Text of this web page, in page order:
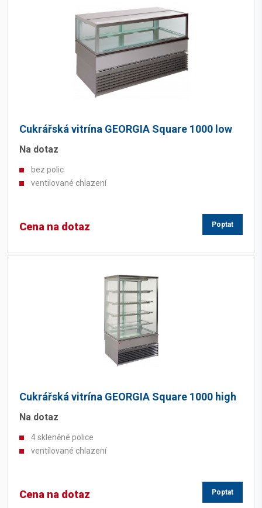
Cukrářská vitrína GEORGIA Square 1000 low
Na dotaz
bez polic
ventilované chlazení
Cena na dotaz Poptat
Cukrářská vitrína GEORGIA Square 1000 high
Na dotaz
4 skleněné police
ventilované chlazení
Cena na dotaz Poptat